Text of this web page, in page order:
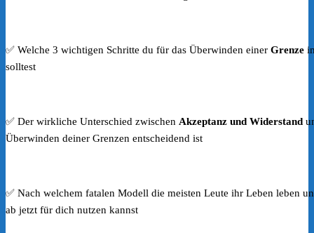
✅ Welche 3 wichtigen Schritte du für das Überwinden einer Grenze
solltest
✅ Der wirkliche Unterschied zwischen Akzeptanz und Widerstand
Überwinden deiner Grenzen entscheidend ist
✅ Nach welchem fatalen Modell die meisten Leute ihr Leben leben
ab jetzt für dich nutzen kannst